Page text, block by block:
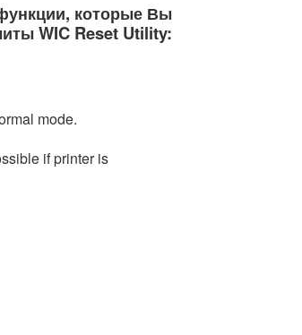
которые Вы
WIC Reset Utility:
mode.
if printer is